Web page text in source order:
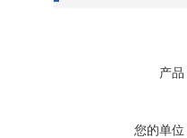
产品
您的单位